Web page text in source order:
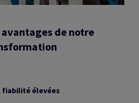
avantages de notre
élevées